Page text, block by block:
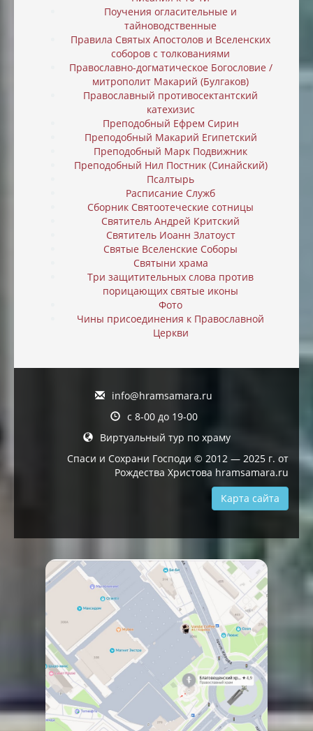
Поучения огласительные и
тайноводственные
Правила Святых Апостолов и Вселенских
соборов с толкованиями
Православно-догматическое Богословие /
митрополит Макарий (Булгаков)
Православный противосектантский
катехизис
Преподобный Ефрем Сирин
Преподобный Макарий Египетский
Преподобный Марк Подвижник
Преподобный Нил Постник (Синайский)
Псалтырь
Расписание Служб
Сборник Святоотеческие сотницы
Святитель Андрей Критский
Святитель Иоанн Златоуст
Святые Вселенские Соборы
Святыни храма
Три защитительных слова против
порицающих святые иконы
Фото
Чины присоединения к Православной
Церкви
info@hramsamara.ru
с 8-00 до 19-00
Виртуальный тур по храму
Спаси и Сохрани Господи © 2012 — 2025 г. от
Рождества Христова hramsamara.ru
Карта сайта